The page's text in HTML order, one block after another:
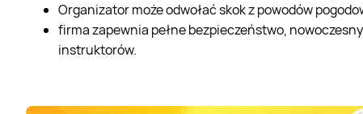
Organizator może odwołać skok z powodów
firma zapewnia pełne bezpieczeństwo,
instruktorów.